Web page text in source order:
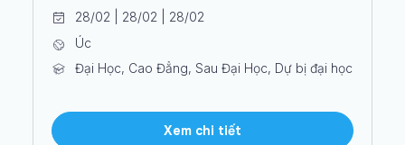
28/02 | 28/02 | 28/02
Úc
Đại Học, Cao Đẳng, Sau Đại Học, Dự bị đại học
Xem chi tiết